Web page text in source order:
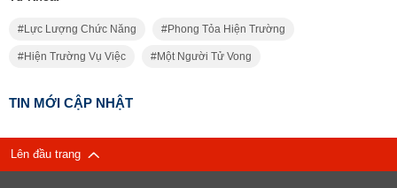
Lực Lượng Chức Năng Phong Tỏa Hiện Trường
Hiện Trường Vụ Việc Một Người Tử Vong
TIN MỚI CẬP NHẬT
Lên đầu trang